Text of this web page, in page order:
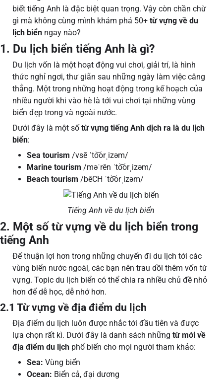
biết tiếng Anh là đặc biệt quan trọng. Vậy còn chần chừ
gì mà không cùng mình khám phá 50+ từ vựng về du
lịch biển ngay nào?
1. Du lịch biển tiếng Anh là gì?
Du lịch vốn là một hoạt động vui chơi, giải trí, là hình
thức nghỉ ngơi, thư giãn sau những ngày làm việc căng
thẳng. Một trong những hoạt động trong kế hoạch của
nhiều người khi vào hè là tới vui chơi tại những vùng
biển đẹp trong và ngoài nước.
Dưới đây là một số từ vựng tiếng Anh dịch ra là du lịch
biển:
Sea tourism /vsē ˈto͝orˌizəm/
Marine tourism /məˈrēn ˈto͝orˌizəm/
Beach tourism /bēCH ˈto͝orˌizəm/
Tiếng Anh về du lịch biển
2. Một số từ vựng về du lịch biển trong
tiếng Anh
Để thuận lợi hơn trong những chuyến đi du lịch tới các
vùng biển nước ngoài, các bạn nên trau dồi thêm vốn từ
vựng. Topic du lịch biển có thể chia ra nhiều chủ đề nhỏ
hơn để dễ học, dễ nhớ hơn.
2.1 Từ vựng về địa điểm du lịch
Địa điểm du lịch luôn được nhắc tới đầu tiên và được
lựa chọn rất kì. Dưới đây là danh sách những từ mới về
địa điểm du lịch phổ biến cho mọi người tham khảo:
Sea: Vùng biển
Ocean: Biển cả, đại dương